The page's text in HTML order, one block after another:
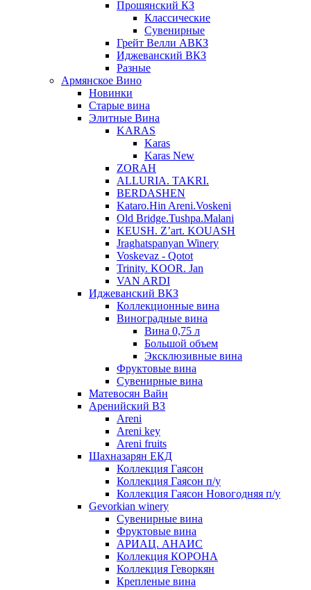
Прошянский КЗ
Классические
Сувенирные
Грейт Велли АВКЗ
Иджеванский ВКЗ
Разные
Армянское Вино
Новинки
Старые вина
Элитные Вина
KARAS
Karas
Karas New
ZORAH
ALLURIA. TAKRI.
BERDASHEN
Kataro.Hin Areni.Voskeni
Old Bridge.Tushpa.Malani
KEUSH. Z’art. KOUASH
Jraghatspanyan Winery
Voskevaz - Qotot
Trinity. KOOR. Jan
VAN ARDI
Иджеванский ВКЗ
Коллекционные вина
Виноградные вина
Вина 0,75 л
Большой объем
Эксклюзивные вина
Фруктовые вина
Cувенирные вина
Матевосян Вайн
Аренийский ВЗ
Areni
Areni key
Areni fruits
Шахназарян ЕКД
Коллекция Гаясон
Коллекция Гаясон п/у
Коллекция Гаясон Новогодняя п/у
Gevorkian winery
Сувенирные вина
Фруктовые вина
АРИАЦ. АНАИС
Коллекция КОРОНА
Коллекция Геворкян
Крепленые вина